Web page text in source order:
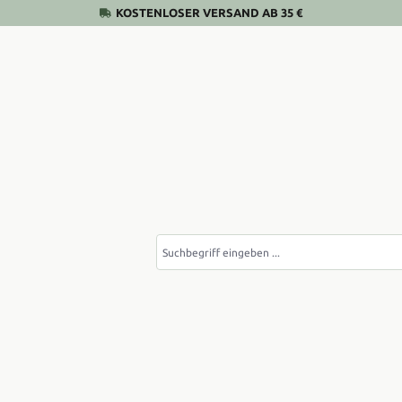
KOSTENLOSER VERSAND AB 35 €